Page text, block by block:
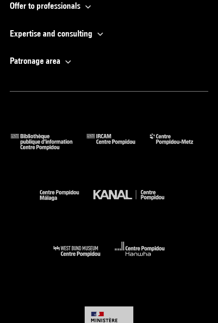
Offer to professionals
Expertise and consulting
Patronage area